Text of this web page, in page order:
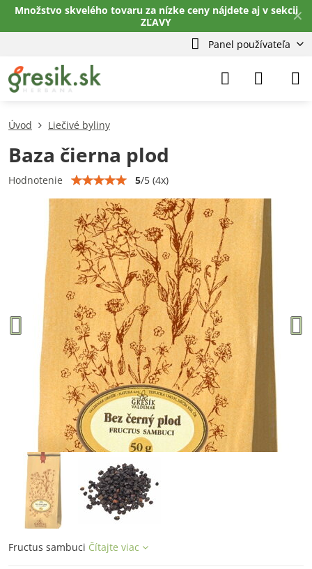
✕
Množstvo skvelého tovaru za nízke ceny nájdete aj v sekcii
ZĽAVY
Panel používateľa
Úvod Liečivé byliny
Baza čierna plod
Hodnotenie 5/5 (4x)
Fructus sambuci Čítajte viac